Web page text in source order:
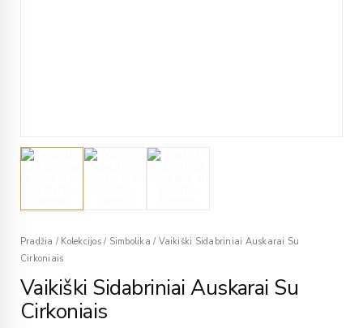
Pradžia / Kolekcijos / Simbolika /Vaikiški Sidabriniai Auskarai Su
Cirkoniais
Vaikiški Sidabriniai Auskarai Su
Cirkoniais